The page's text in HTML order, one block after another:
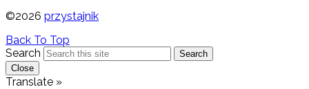
©2026 przystajnik
Back To Top
Search
Search
Close
Translate »